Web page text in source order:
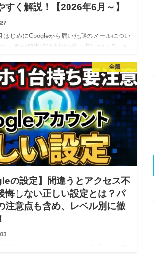
すく解説！【2026年6月～】
はじめにGoogleから届いた謎のメールについ
。 動画前半では今回の変更点について、ま
非最後までチェックしてみてください！ ＜
全般
の設定】間違うとアクセス不
悔しない正しい設定とは？パ
注意点も含め、レベル別に徹